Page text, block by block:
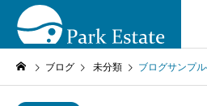
ブログ 未分類 ブログサンプ